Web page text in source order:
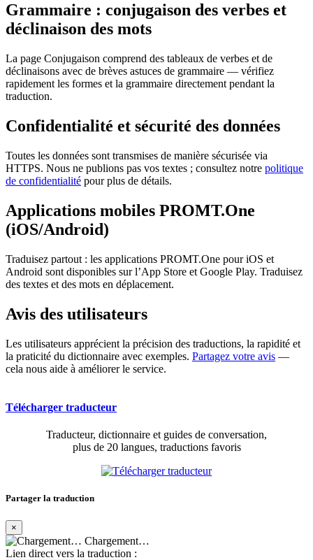
Grammaire : conjugaison des verbes et
déclinaison des mots
La page Conjugaison comprend des tableaux de verbes et de
déclinaisons avec de brèves astuces de grammaire — vérifiez
rapidement les formes et la grammaire directement pendant la
traduction.
Confidentialité et sécurité des données
Toutes les données sont transmises de manière sécurisée via
HTTPS. Nous ne publions pas vos textes ; consultez notre politique
de confidentialité pour plus de détails.
Applications mobiles PROMT.One
(iOS/Android)
Traduisez partout : les applications PROMT.One pour iOS et
Android sont disponibles sur l’App Store et Google Play. Traduisez
des textes et des mots en déplacement.
Avis des utilisateurs
Les utilisateurs apprécient la précision des traductions, la rapidité et
la praticité du dictionnaire avec exemples. Partagez votre avis —
cela nous aide à améliorer le service.
Télécharger traducteur
Traducteur, dictionnaire et guides de conversation,
plus de 20 langues, traductions favoris
Partager la traduction
×
Chargement…
Lien direct vers la traduction :